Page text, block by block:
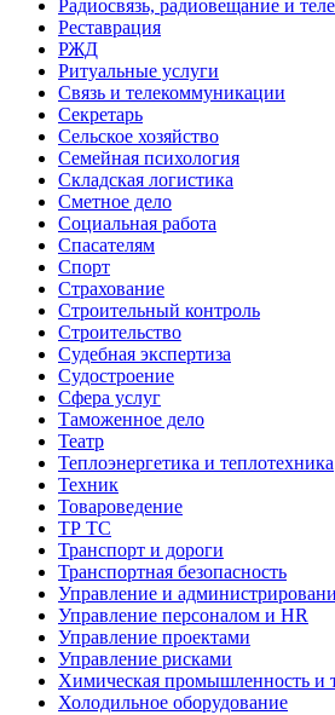
Радиосвязь, радиовещание и
Реставрация
РЖД
Ритуальные услуги
Связь и телекоммуникации
Секретарь
Сельское хозяйство
Семейная психология
Складская логистика
Сметное дело
Социальная работа
Спасателям
Спорт
Страхование
Строительный контроль
Строительство
Судебная экспертиза
Судостроение
Сфера услуг
Таможенное дело
Театр
Теплоэнергетика и теплотехника
Техник
Товароведение
ТР ТС
Транспорт и дороги
Транспортная безопасность
Управление и
Управление персоналом и HR
Управление проектами
Управление рисками
Химическая промышленность и
Холодильное оборудование